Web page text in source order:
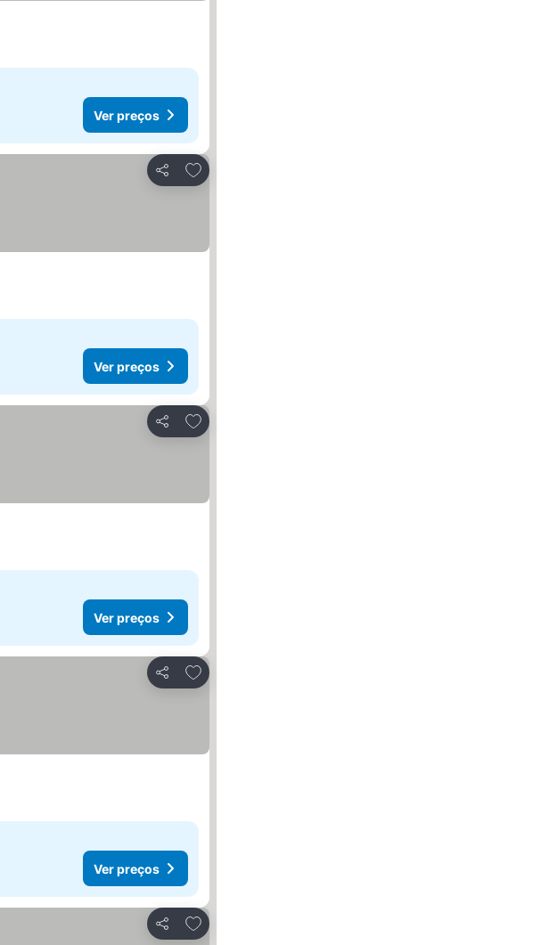
Ver preços
Partilhar
Adicionar aos favoritos
Ver preços
Partilhar
Adicionar aos favoritos
Ver preços
Partilhar
Adicionar aos favoritos
Ver preços
Partilhar
Adicionar aos favoritos